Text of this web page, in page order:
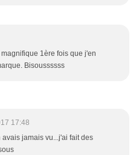
1ère fois que j'en
Bisoussssss
17:48
avais jamais vu...j'ai fait des